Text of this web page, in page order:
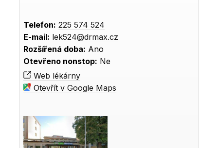
Telefon: 225 574 524
E-mail: lek524@drmax.cz
Rozšířená doba: Ano
Otevřeno nonstop: Ne
Web lékárny
Otevřít v Google Maps